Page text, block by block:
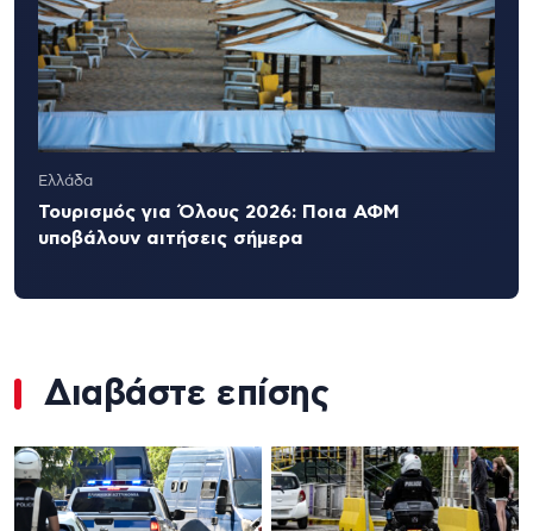
Ελλάδα
Τουρισμός για Όλους 2026: Ποια ΑΦΜ
υποβάλουν αιτήσεις σήμερα
Διαβάστε επίσης